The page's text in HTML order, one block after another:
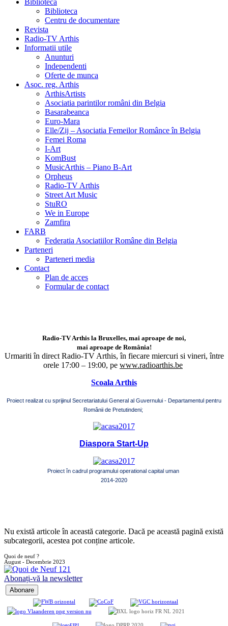
Biblioteca
Biblioteca
Centru de documentare
Revista
Radio-TV Arthis
Informatii utile
Anunturi
Independenti
Oferte de munca
Asoc. reg. Arthis
ArthisArtists
Asociatia parintilor români din Belgia
Basarabeanca
Euro-Mara
Elle/Zij – Asociatia Femeilor Românce în Belgia
Femei Roma
I-Art
KomBust
MusicArthis – Piano B-Art
Orpheus
Radio-TV Arthis
Street Art Music
StuRO
We in Europe
Zamfira
FARB
Federatia Asociatiilor Române din Belgia
Parteneri
Parteneri media
Contact
Plan de acces
Formular de contact
Radio-TV Arthis la Bruxelles, mai aproape de noi,
mai aproape de România!
Urmariti în direct Radio-TV Arthis, în fiecare miercuri si vineri, între
orele 17:00 – 19:00, pe www.radioarthis.be
Scoala Arthis
Proiect realizat cu sprijinul Secretariatului General al Guvernului - Departamentul pentru
Românii de Pretutindeni;
Diaspora Start-Up
Proiect în cadrul programului operational capital uman
2014-2020
Nu există articole în această categorie. Dacă pe această pagină există
subcategorii, acestea pot conține articole.
Quoi de neuf ?
August - Decembrie 2023
Abonați-vă la newsletter